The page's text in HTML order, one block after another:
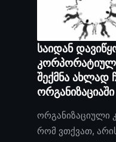
საიდან
შექმნა ახლად
ორგანიზაციაში
ორგანიზაციული
რომ ვთქვათ,